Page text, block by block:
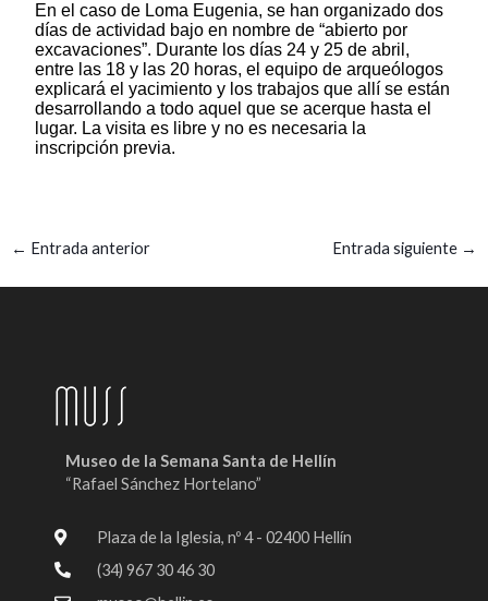
En el caso de Loma Eugenia, se han organizado dos
días de actividad bajo en nombre de “abierto por
excavaciones”. Durante los días 24 y 25 de abril,
entre las 18 y las 20 horas, el equipo de arqueólogos
explicará el yacimiento y los trabajos que allí se están
desarrollando a todo aquel que se acerque hasta el
lugar. La visita es libre y no es necesaria la
inscripción previa.
← Entrada anterior Entrada siguiente →
Museo de la Semana Santa de Hellín
“Rafael Sánchez Hortelano”
Plaza de la Iglesia, nº 4 - 02400 Hellín
(34) 967 30 46 30